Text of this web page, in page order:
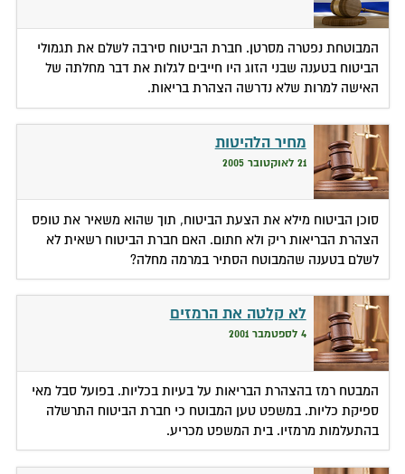
המבוטחת נפטרה מסרטן. חברת הביטוח סירבה לשלם את תגמולי
הביטוח בטענה שבני הזוג היו חייבים לגלות את דבר מחלתה של
האישה למרות שלא נדרשה הצהרת בריאות.
מחיר הלהיטות
21 לאוקטובר 2005
סוכן הביטוח מילא את הצעת הביטוח, תוך שהוא משאיר את טופס
הצהרת הבריאות ריק ולא חתום. האם חברת הביטוח רשאית לא
לשלם בטענה שהמבוטח הסתיר במרמה מחלה?
לא קלטה את הרמזים
4 לספטמבר 2001
המבטח רמז בהצהרת הבריאות על בעיות בכליות. בפועל סבל מאי
ספיקת כליות. במשפט טען המבוטח כי חברת הביטוח התרשלה
בהתעלמות מרמזיו. בית המשפט מכריע.